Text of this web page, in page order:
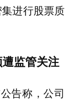
进行股票质
监管关注
告称，公司